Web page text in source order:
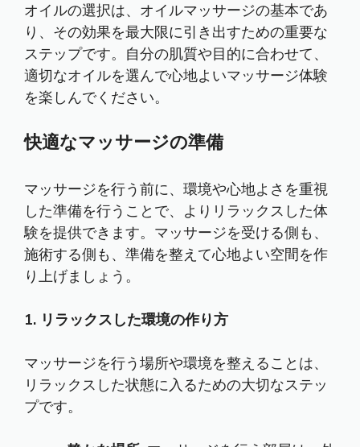
オイルの選択は、オイルマッサージの基本であ
り、その効果を最大限に引き出すための重要な
ステップです。自分の肌質や目的に合わせて、
適切なオイルを選んで心地よいマッサージ体験
を楽しんでください。
快適なマッサージの準備
マッサージを行う前に、環境や心地よさを重視
した準備を行うことで、よりリラックスした体
験を提供できます。マッサージを受ける側も、
施術する側も、準備を整えて心地よい空間を作
り上げましょう。
1. リラックスした環境の作り方
マッサージを行う場所や環境を整えることは、
リラックスした状態に入るための大切なステッ
プです。